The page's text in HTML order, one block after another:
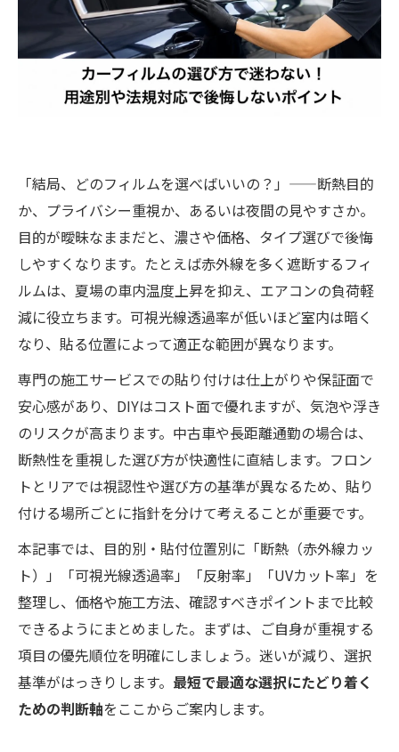
「結局、どのフィルムを選べばいいの？」——断熱目的
か、プライバシー重視か、あるいは夜間の見やすさか。
目的が曖昧なままだと、濃さや価格、タイプ選びで後悔
しやすくなります。たとえば赤外線を多く遮断するフィ
ルムは、夏場の車内温度上昇を抑え、エアコンの負荷軽
減に役立ちます。可視光線透過率が低いほど室内は暗く
なり、貼る位置によって適正な範囲が異なります。
専門の施工サービスでの貼り付けは仕上がりや保証面で
安心感があり、DIYはコスト面で優れますが、気泡や浮き
のリスクが高まります。中古車や長距離通勤の場合は、
断熱性を重視した選び方が快適性に直結します。フロン
トとリアでは視認性や選び方の基準が異なるため、貼り
付ける場所ごとに指針を分けて考えることが重要です。
本記事では、目的別・貼付位置別に「断熱（赤外線カッ
ト）」「可視光線透過率」「反射率」「UVカット率」を
整理し、価格や施工方法、確認すべきポイントまで比較
できるようにまとめました。まずは、ご自身が重視する
項目の優先順位を明確にしましょう。迷いが減り、選択
基準がはっきりします。 最短で最適な選択にたどり着く
ための判断軸をここからご案内します。